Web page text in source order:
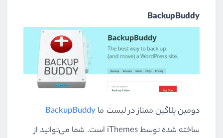
BackupBuddy
دومین پلاگین ممتاز در لیست ماBackupBuddy
ساخته شده توسطiThemes است. شما می‌توانید از